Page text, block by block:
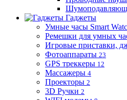
Гаджеты
Умные часы Smart
Ремешки для умных
Игровые приставки,
Фотоаппараты 23
GPS треккеры 12
Массажеры 4
Проекторы 2
3D Ручки 2